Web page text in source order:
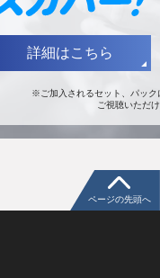
詳細はこちら
※ご加入されるセット、パッ
ご視聴いただ
ページの先頭へ